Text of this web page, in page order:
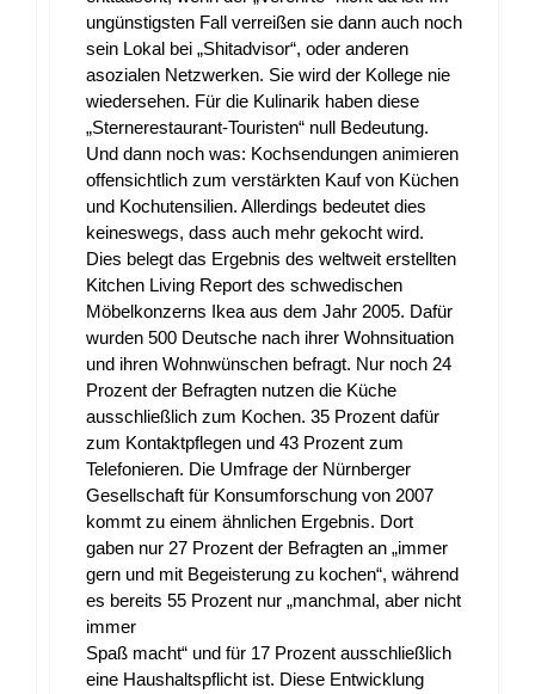
ungünstigsten Fall verreißen sie dann auch noch
sein Lokal bei „Shitadvisor“, oder anderen
asozialen Netzwerken. Sie wird der Kollege nie
wiedersehen. Für die Kulinarik haben diese
„Sternerestaurant-Touristen“ null Bedeutung.
Und dann noch was: Kochsendungen animieren
offensichtlich zum verstärkten Kauf von Küchen
und Kochutensilien. Allerdings bedeutet dies
keineswegs, dass auch mehr gekocht wird.
Dies belegt das Ergebnis des weltweit erstellten
Kitchen Living Report des schwedischen
Möbelkonzerns Ikea aus dem Jahr 2005. Dafür
wurden 500 Deutsche nach ihrer Wohnsituation
und ihren Wohnwünschen befragt. Nur noch 24
Prozent der Befragten nutzen die Küche
ausschließlich zum Kochen. 35 Prozent dafür
zum Kontaktpflegen und 43 Prozent zum
Telefonieren. Die Umfrage der Nürnberger
Gesellschaft für Konsumforschung von 2007
kommt zu einem ähnlichen Ergebnis. Dort
gaben nur 27 Prozent der Befragten an „immer
gern und mit Begeisterung zu kochen“, während
es bereits 55 Prozent nur „manchmal, aber nicht
immer
Spaß macht“ und für 17 Prozent ausschließlich
eine Haushaltspflicht ist. Diese Entwicklung